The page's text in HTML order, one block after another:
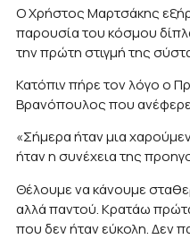
Ο Χρήστος Μαρτσάκης
παρουσία του κόσμου
την πρώτη στιγμή της
Κατόπιν πήρε τον λόγο ο
Βρανόπουλος που ανέφερε
«Σήμερα ήταν μια
ήταν η συνέχεια της
Θέλουμε να κάνουμε
αλλά παντού. Κρατάω
που δεν ήταν εύκολη. Δεν